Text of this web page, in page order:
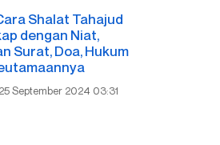
Shalat Tahajud
dengan Niat,
Surat, Doa, Hukum
September 2024 03:31